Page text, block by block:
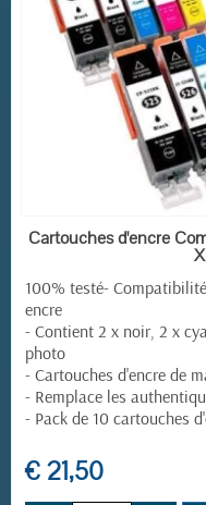
Cartouches d'encre
100% testé-
encre
- Contient 2 x noir, 2 x
photo
- Cartouches d'encre de
- Remplace les
- Pack de 10 cartouches
€ 21,50